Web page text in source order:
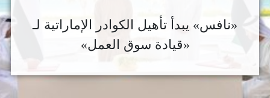
«نافس» يبدأ تأهيل الكوادر الإماراتية لـ
«قيادة سوق العمل»